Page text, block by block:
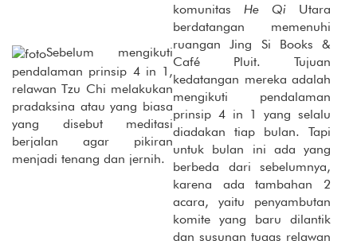
Sebelum mengikuti
pendalaman prinsip 4 in 1,
relawan Tzu Chi melakukan
pradaksina atau yang biasa
yang disebut meditasi
berjalan agar pikiran
menjadi tenang dan jernih.
komunitas He Qi Utara
berdatangan memenuhi
ruangan Jing Si Books &
Café Pluit. Tujuan
kedatangan mereka adalah
mengikuti pendalaman
prinsip 4 in 1 yang selalu
diadakan tiap bulan. Tapi
untuk bulan ini ada yang
berbeda dari sebelumnya,
karena ada tambahan 2
acara, yaitu penyambutan
komite yang baru dilantik
dan susunan tugas relawan